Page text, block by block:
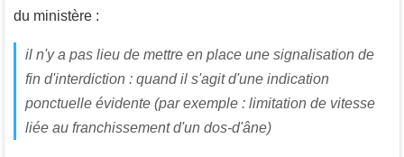
du ministère :
il n'y a pas lieu de mettre en place une signalisation de
fin d'interdiction : quand il s'agit d'une indication
ponctuelle évidente (par exemple : limitation de vitesse
liée au franchissement d'un dos-d'âne)